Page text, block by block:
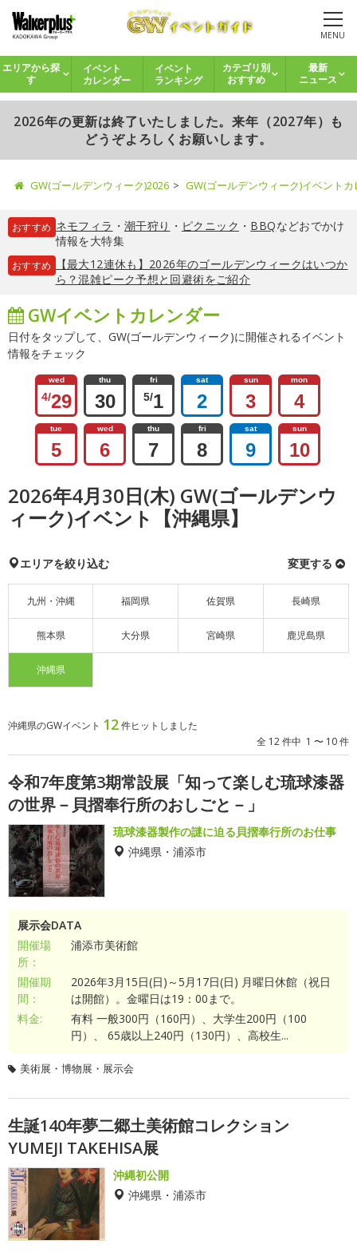
MENU
エリアから探
す
イベント
カレンダー
イベント
ランキング
カテゴリ別
おすすめ
最新
ニュース
2026年の更新は終了いたしました。来年（2027年）も
どうぞよろしくお願いします。
GW(ゴールデンウィーク)2026 GW(ゴールデンウィーク)イベント
おすすめ ネモフィラ ・ 潮干狩り ・ ピクニック ・ BBQなどおでかけ
情報を大特集
おすすめ
【最大12連休も】2026年のゴールデンウィークはいつか
ら？混雑ピーク予想と回避術をご紹介
GWイベントカレンダー
日付をタップして、GW(ゴールデンウィーク)に開催されるイベント
情報をチェック
wed
4/29
thu
30
fri
5/1
sat
2
sun
3
mon
4
tue
5
wed
6
thu
7
fri
8
sat
9
sun
10
2026年4月30日(木) GW(ゴールデンウ
ィーク)イベント【沖縄県】
エリアを絞り込む 変更する
九州・沖縄 福岡県 佐賀県 長崎県
熊本県 大分県 宮崎県 鹿児島県
沖縄県
沖縄県のGWイベント 12件ヒットしました
全 12 件中 1 〜 10 件
令和7年度第3期常設展「知って楽しむ琉球漆器
の世界－貝摺奉行所のおしごと－」
琉球漆器製作の謎に迫る貝摺奉行所のお仕事
沖縄県・浦添市
展示会DATA
開催場
所：
浦添市美術館
開催期
間：
2026年3月15日(日)～5月17日(日) 月曜日休館（祝日
は開館）。金曜日は19：00まで。
料金:
有料 一般300円（160円）、大学生200円（100
円）、 65歳以上240円（130円）、高校生...
美術展・博物展・展示会
生誕140年夢二郷土美術館コレクション
YUMEJI TAKEHISA展
沖縄初公開
沖縄県・浦添市